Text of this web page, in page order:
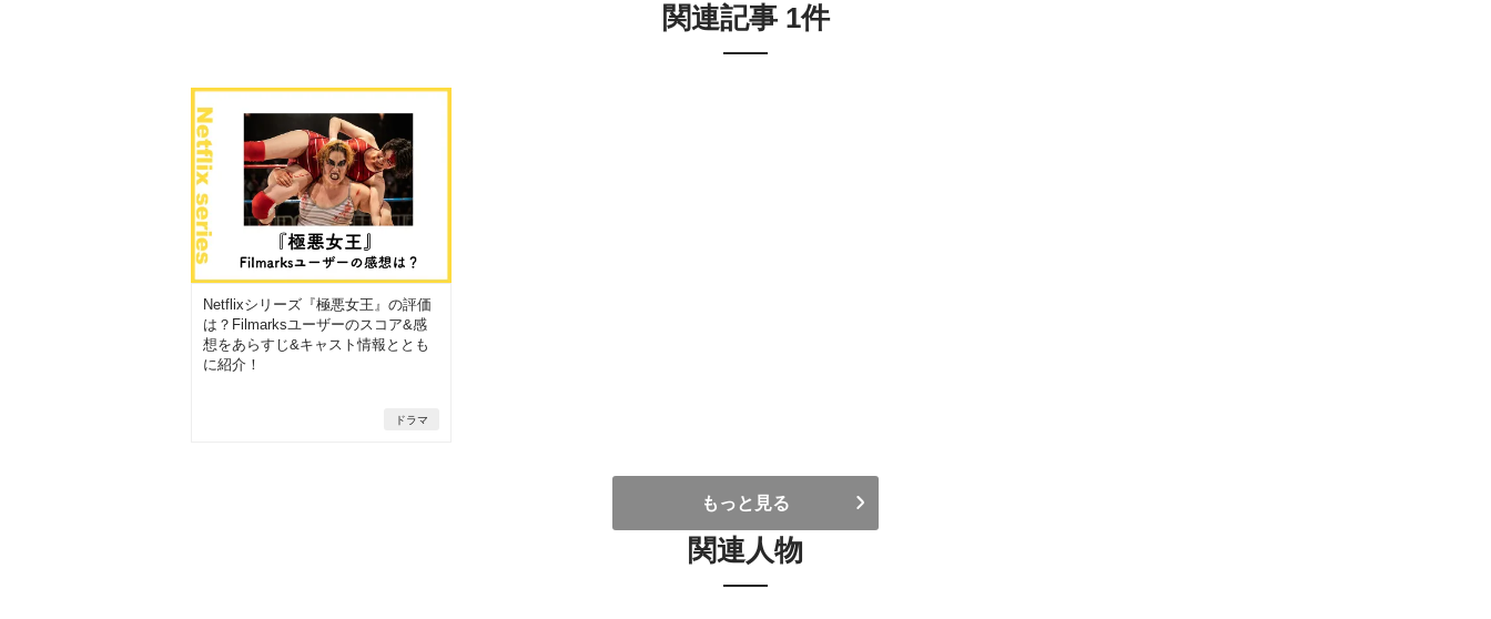
関連記事 1件
Netflixシリーズ『極悪女王』の評価
は？Filmarksユーザーのスコア&感
想をあらすじ&キャスト情報ととも
に紹介！
ドラマ
もっと見る
関連人物